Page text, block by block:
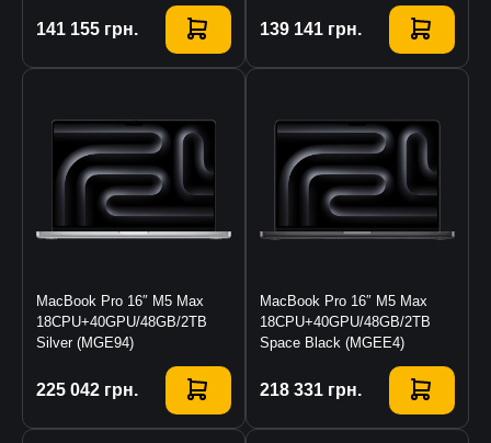
141 155 грн.
Купить 139 141 грн.
Купить
MacBook Pro 16″ M5 Max
18CPU+40GPU/48GB/2TB
Silver (MGE94)
225 042 грн.
Купить
MacBook Pro 16″ M5 Max
18CPU+40GPU/48GB/2TB
Space Black (MGEE4)
218 331 грн.
Купить